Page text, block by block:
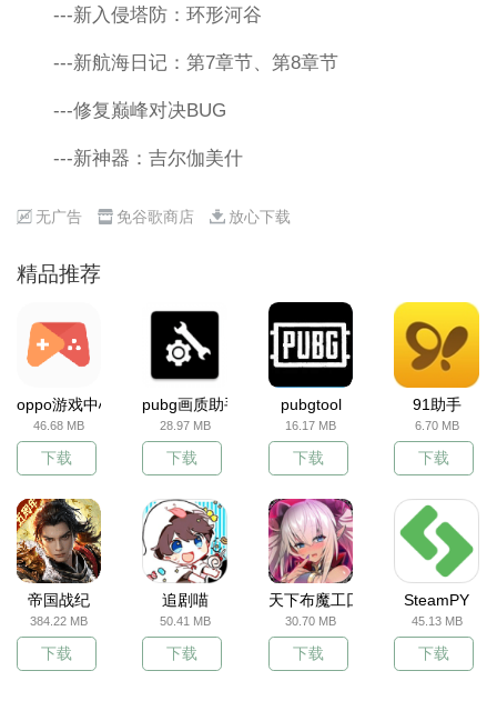
---新入侵塔防：环形河谷
---新航海日记：第7章节、第8章节
---修复巅峰对决BUG
---新神器：吉尔伽美什
无广告 免谷歌商店 放心下载
精品推荐
oppo游戏中心
46.68 MB
下载
pubg画质助手
28.97 MB
下载
pubgtool
16.17 MB
下载
91助手
6.70 MB
下载
帝国战纪
384.22 MB
下载
追剧喵
50.41 MB
下载
天下布魔工囗服
30.70 MB
下载
SteamPY
45.13 MB
下载